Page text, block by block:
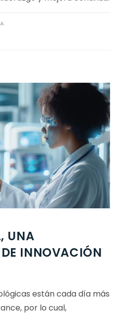
UNA
INNOVACIÓN
están cada día más
por lo cual,